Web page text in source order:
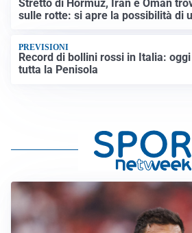
Stretto di Hormuz, Iran e Oman
sulle rotte: si apre la possibilità di
PREVISIONI
Record di bollini rossi in Italia:
tutta la Penisola